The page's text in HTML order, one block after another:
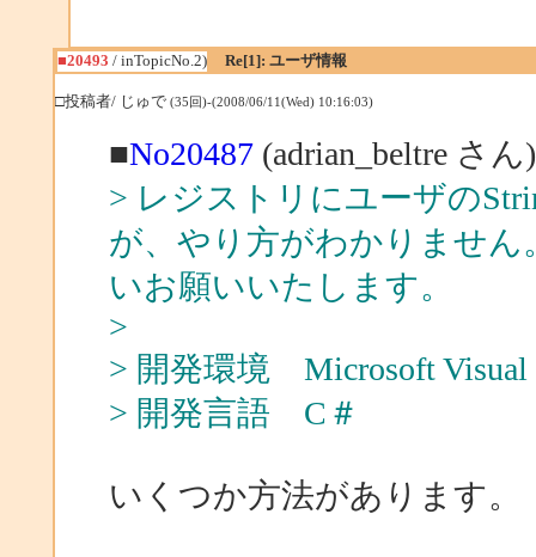
■20493 / inTopicNo.2) Re[1]: ユーザ情報
□投稿者/ じゅで (35回)-(2008/06/11(Wed) 10:16:03)
■No20487 (adrian_beltre さ
> レジストリにユーザの
が、やり方がわかりませ
いお願いいたします。
>
> 開発環境 Microsoft Visual
> 開発言語 C＃
いくつか方法があります。